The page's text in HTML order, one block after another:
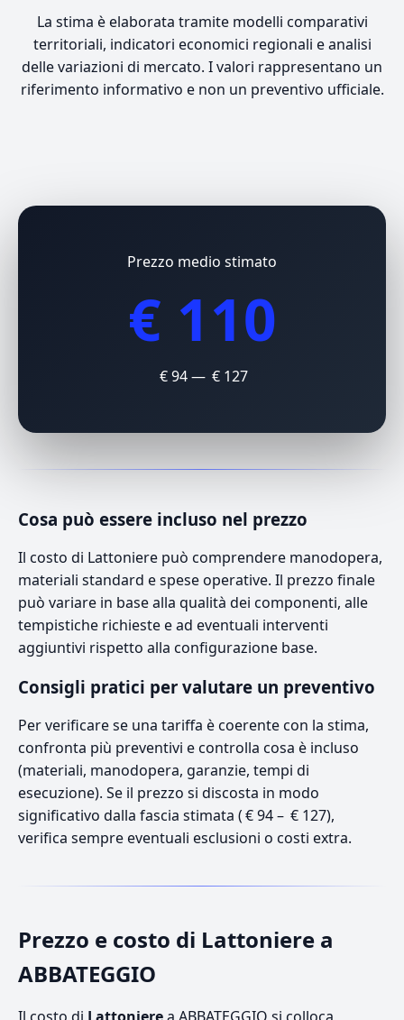
La stima è elaborata tramite modelli comparativi
territoriali, indicatori economici regionali e analisi
delle variazioni di mercato. I valori rappresentano un
riferimento informativo e non un preventivo ufficiale.
Prezzo medio stimato
€ 110
€ 94 — € 127
Cosa può essere incluso nel prezzo
Il costo di Lattoniere può comprendere manodopera,
materiali standard e spese operative. Il prezzo finale
può variare in base alla qualità dei componenti, alle
tempistiche richieste e ad eventuali interventi
aggiuntivi rispetto alla configurazione base.
Consigli pratici per valutare un preventivo
Per verificare se una tariffa è coerente con la stima,
confronta più preventivi e controlla cosa è incluso
(materiali, manodopera, garanzie, tempi di
esecuzione). Se il prezzo si discosta in modo
significativo dalla fascia stimata ( € 94 – € 127),
verifica sempre eventuali esclusioni o costi extra.
Prezzo e costo di Lattoniere a
ABBATEGGIO
Il costo di Lattonierea ABBATEGGIO si colloca